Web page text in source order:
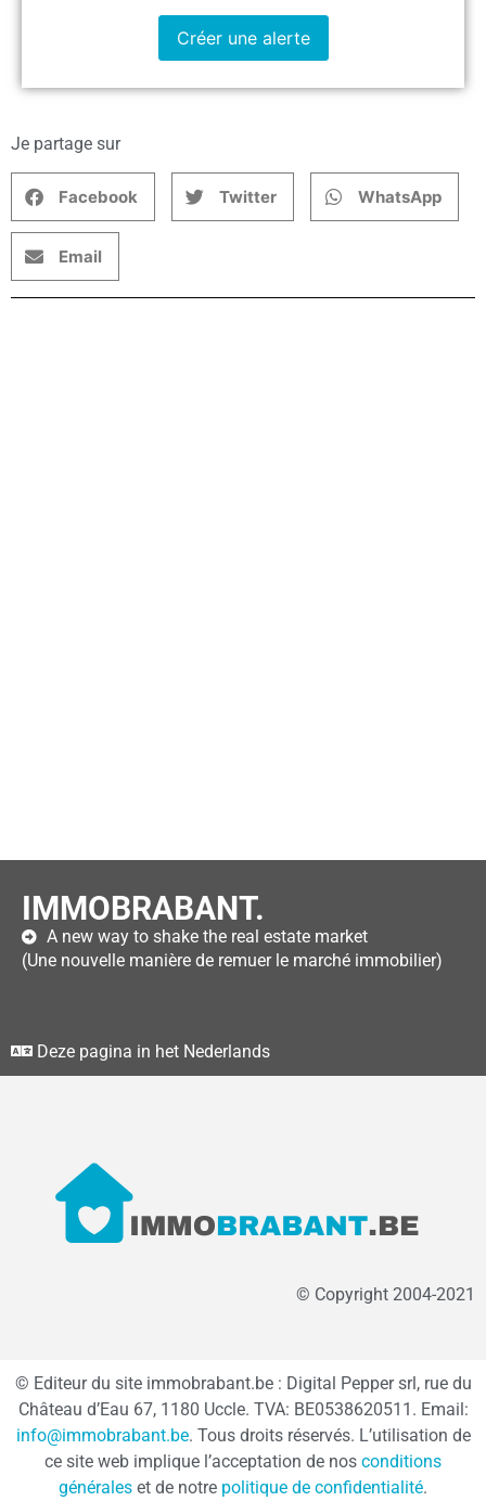
Créer une alerte
Je partage sur
Facebook Twitter WhatsApp
Email
IMMOBRABANT.
A new way to shake the real estate market
(Une nouvelle manière de remuer le marché immobilier)
Deze pagina in het Nederlands
© Copyright 2004-2021
© Editeur du site immobrabant.be : Digital Pepper srl, rue du
Château d’Eau 67, 1180 Uccle. TVA: BE0538620511. Email:
info@immobrabant.be. Tous droits réservés. L’utilisation de
ce site web implique l’acceptation de nos conditions
générales et de notre politique de confidentialité.